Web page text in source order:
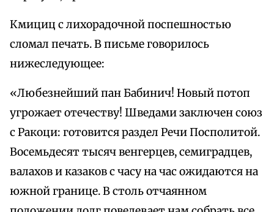
Кмициц с лихорадочной поспешностью
сломал печать. В письме говорилось
нижеследующее:
«Любезнейший пан Бабинич! Новый потоп
угрожает отечеству! Шведами заключен союз
с Ракоци: готовится раздел Речи Посполитой.
Восемьдесят тысяч венгерцев, семиградцев,
валахов и казаков с часу на час ожидаются на
южной границе. В столь отчаянном